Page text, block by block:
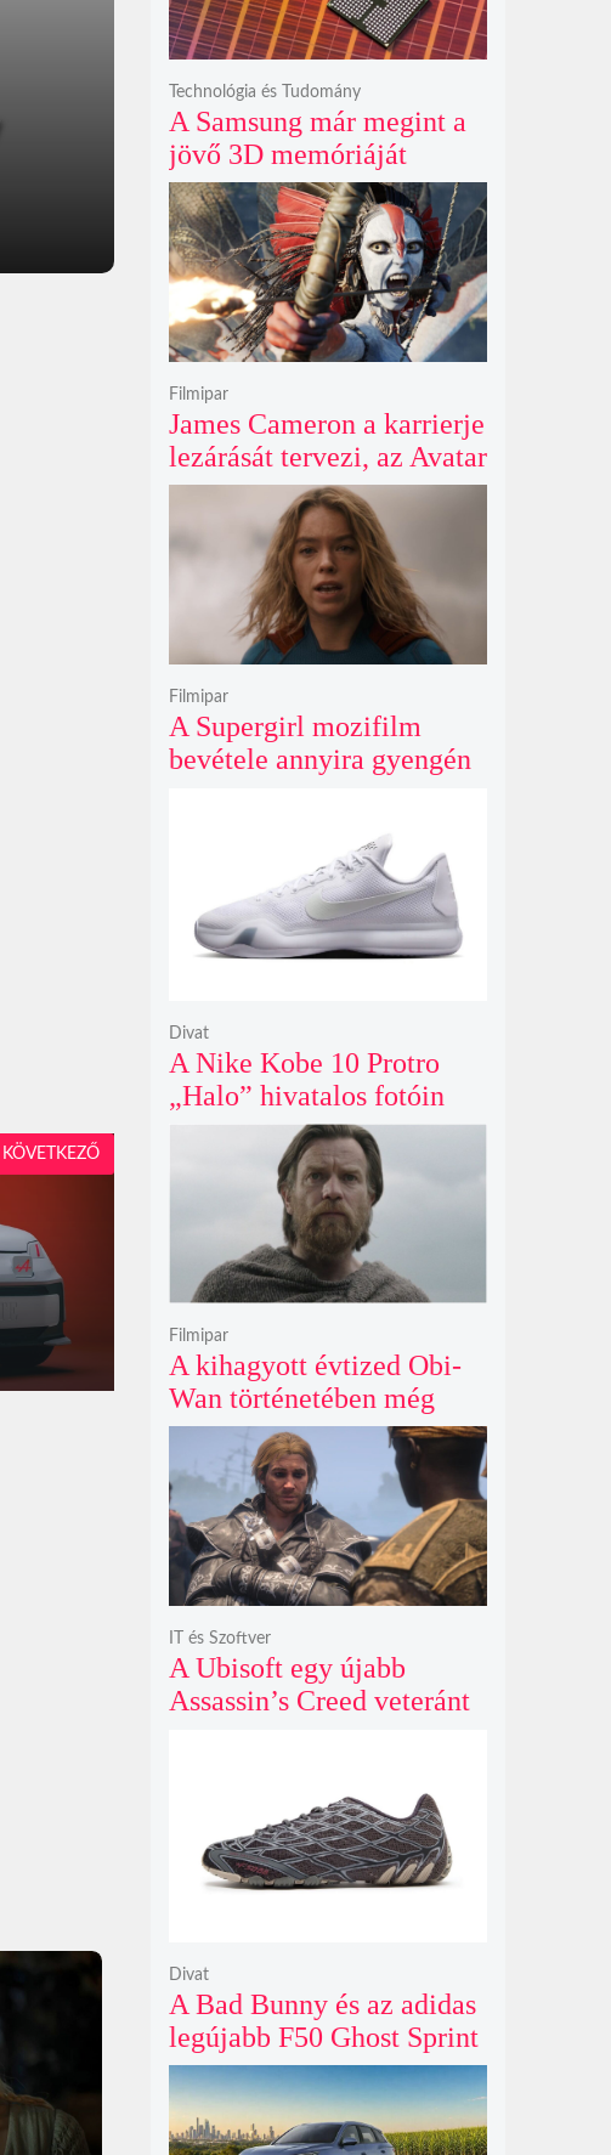
KÖVETKEZŐ
A Samsung már megint a
jövő 3D memóriáját
villantja meg, miközben
mi csak olcsó DDR5-öt
akarunk
Technológia és Tudomány
James Cameron a karrierje
lezárását tervezi, az Avatar
4 és 5 jövője így elég
kilátástalan
Filmipar
A Supergirl mozifilm
bevétele annyira gyengén
számait sem érte el
Filmipar
A Nike Kobe 10 Protro
„Halo” hivatalos fotóin
már most rajongók ezrei
csüngenek
Divat
A kihagyott évtized Obi-
Wan történetében még
mindig betöltetlen űr
maradt Ewan McGregor
szerint
Filmipar
A Ubisoft egy újabb
Assassin’s Creed veteránt
megtépázott szériát
IT és Szoftver
A Bad Bunny és az adidas
legújabb F50 Ghost Sprint
cipője sötét szénszürke
fényben tűnik fel
Divat